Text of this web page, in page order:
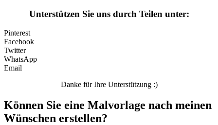
Transport
Valentinstag und Liebe
Winter und Weihnachten
Unkategorisiert
Unterstützen Sie uns durch Teilen unter:
Pinterest
Facebook
Twitter
WhatsApp
Email
Danke für Ihre Unterstützung :)
Können Sie eine Malvorlage nach meinen
Wünschen erstellen?